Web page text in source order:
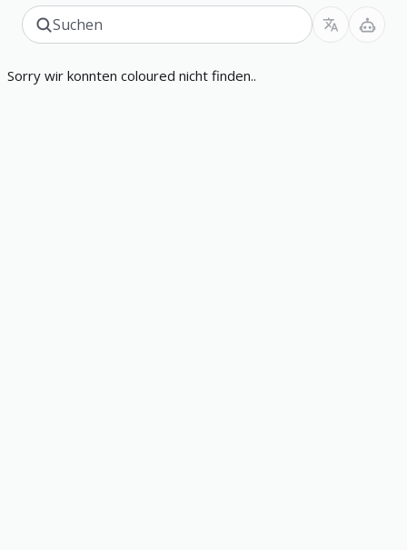
Sorry wir konnten coloured nicht finden..